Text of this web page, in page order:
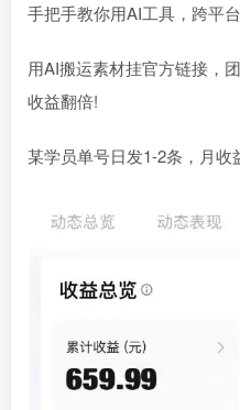
手把手教你用AI工具，跨平
用AI搬运素材挂官方链接，
收益翻倍!
某学员单号日发1-2条，月收